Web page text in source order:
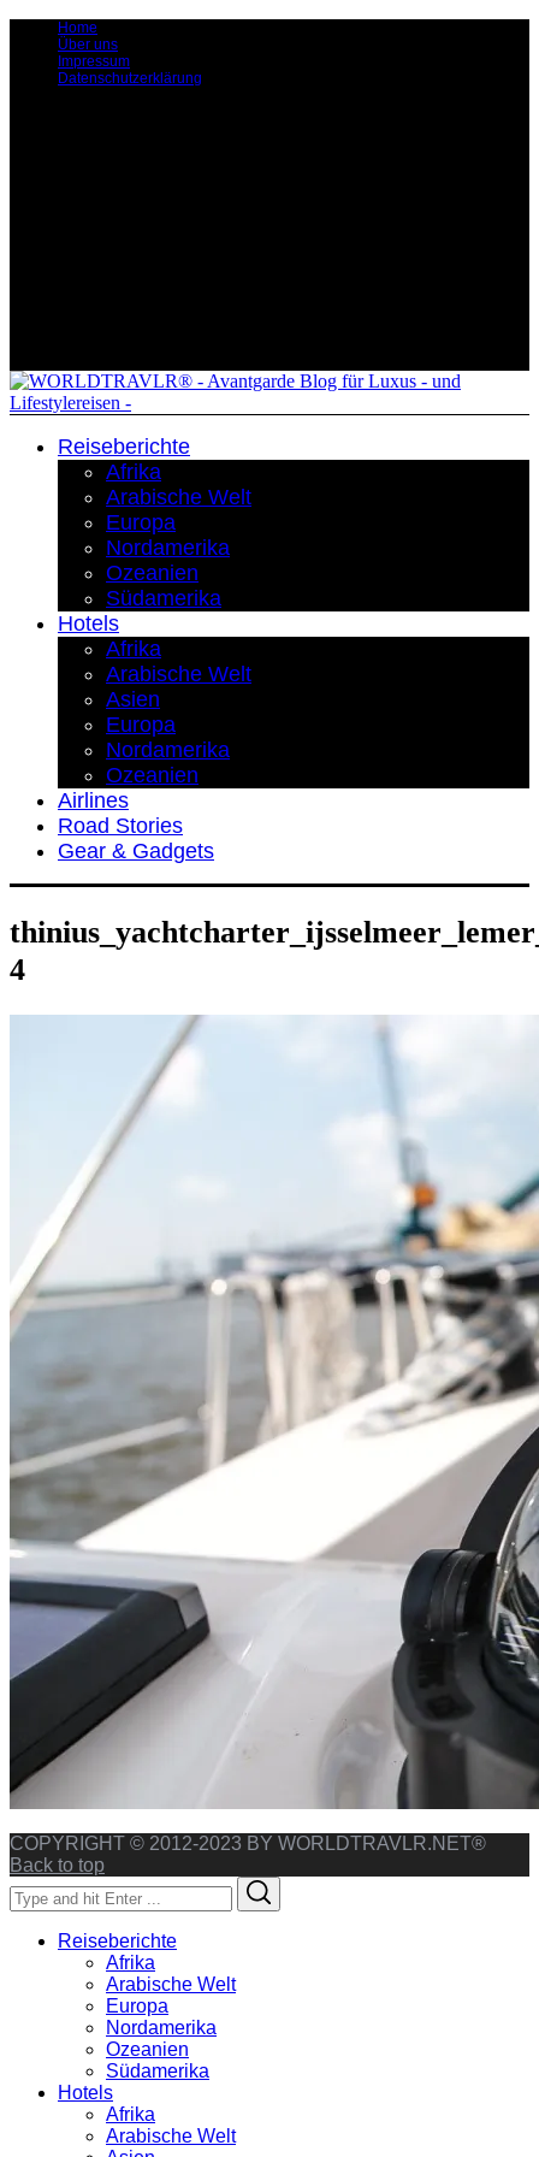
Home
Über uns
Impressum
Datenschutzerklärung
Reiseberichte
Afrika
Arabische Welt
Europa
Nordamerika
Ozeanien
Südamerika
Hotels
Afrika
Arabische Welt
Asien
Europa
Nordamerika
Ozeanien
Airlines
Road Stories
Gear & Gadgets
4
COPYRIGHT © 2012-2023 BY WORLDTRAVLR.NET®
Back to top
Search
for:
Reiseberichte
Afrika
Arabische Welt
Europa
Nordamerika
Ozeanien
Südamerika
Hotels
Afrika
Arabische Welt